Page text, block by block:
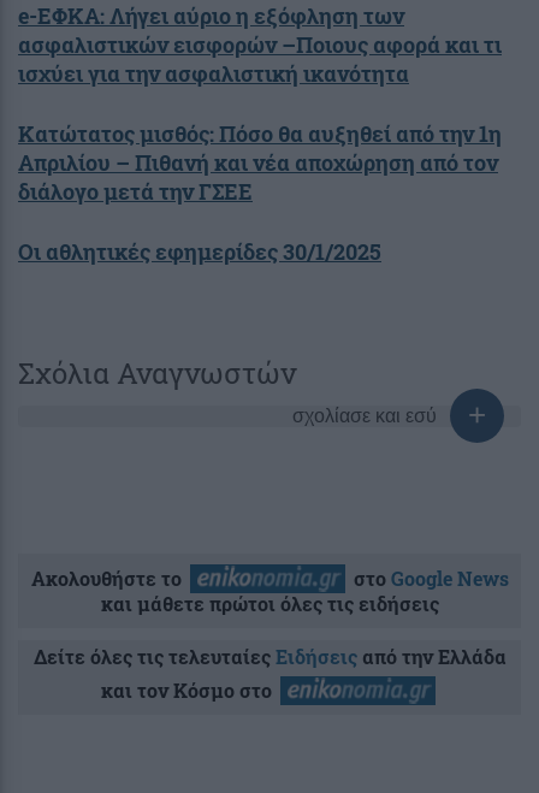
e-ΕΦΚΑ: Λήγει αύριο η εξόφληση των
ασφαλιστικών εισφορών –Ποιους αφορά και τι
ισχύει για την ασφαλιστική ικανότητα
Κατώτατος μισθός: Πόσο θα αυξηθεί από την 1η
Απριλίου – Πιθανή και νέα αποχώρηση από τον
διάλογο μετά την ΓΣΕΕ
Οι αθλητικές εφημερίδες 30/1/2025
Σχόλια Αναγνωστών
σχολίασε και εσύ
Ακολουθήστε το στοGoogle News
και μάθετε πρώτοι όλες τις ειδήσεις
Δείτε όλες τις τελευταίεςΕιδήσειςαπό την Ελλάδα
και τον Κόσμο στο